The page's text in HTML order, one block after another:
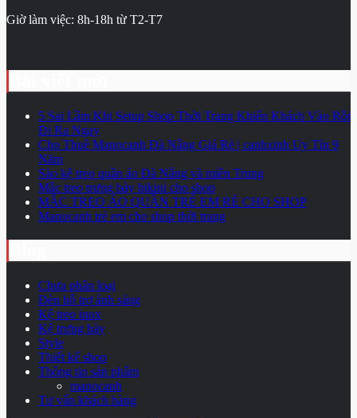
Giờ làm việc: 8h-18h từ T2-T7
5 Sai Lầm Khi Setup Shop Thời Trang Khiến Khách Vào Rồi
Đi Ra Ngay
Cho Thuê Manocanh Đà Nẵng Giá Rẻ | canhxinh Uy Tín 9
Năm
Sào kệ treo quần áo Đà Nẵng và miền Trung
Mắc treo trưng bày bikini cho shop
MẮC TREO ÁO QUẦN TRẺ EM RẺ CHO SHOP
Manocanh trẻ em cho shop thời trang
Chưa phân loại
Đèn hỗ trợ ánh sáng
Kệ treo inox
Kệ trưng bày
Style
Thiết kế shop
Thông tin sản phẩm
manocanh
Tư vấn khách hàng